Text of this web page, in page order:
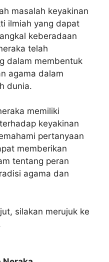
masalah keyakinan
ilmiah yang dapat
keberadaan
telah
dalam membentuk
agama dalam
dunia.
memiliki
keyakinan
pertanyaan
memberikan
tentang peran
agama dan
silakan merujuk ke